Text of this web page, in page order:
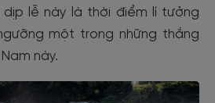
lễ này là thời điểm lí tưởng
một trong những thắng
này.